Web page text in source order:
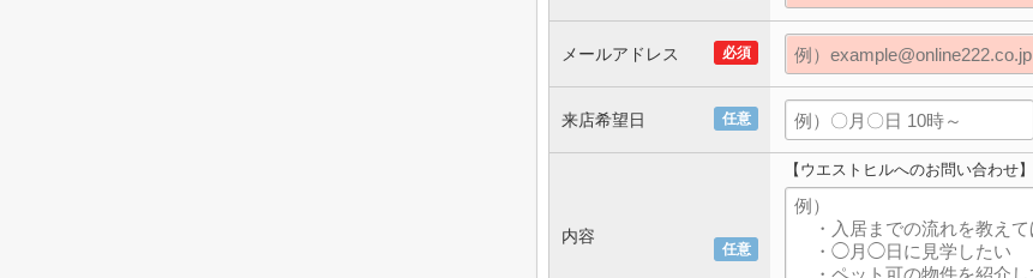
必須
メールアドレス
任意
来店希望日
任意
内容
【ウエストヒルへのお問い合わせ】